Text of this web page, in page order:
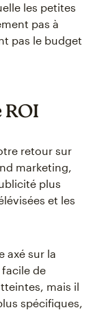
les petites
pas à
pas le budget
ROI
retour sur
marketing,
plus
et les
axé sur la
de
mais il
spécifiques,